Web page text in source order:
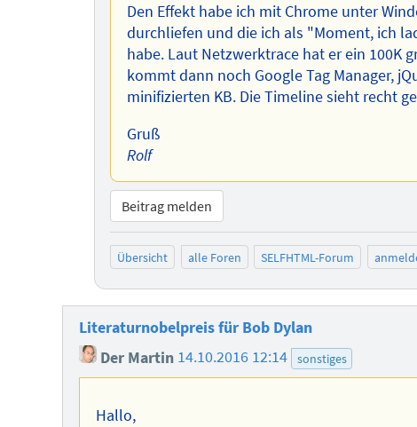
Den Effekt habe ich mit Chrome unter
durchliefen und die ich als "Moment, ich
habe. Laut Netzwerktrace hat er ein 100K
kommt dann noch Google Tag Manager,
minifizierten KB. Die Timeline sieht recht
Gruß
Rolf
Beitrag melden
Übersicht alle Foren SELFHTML-Forum
Literaturnobelpreis für Bob Dylan
Der Martin 14.10.2016 12:14 sonstiges
Hallo,